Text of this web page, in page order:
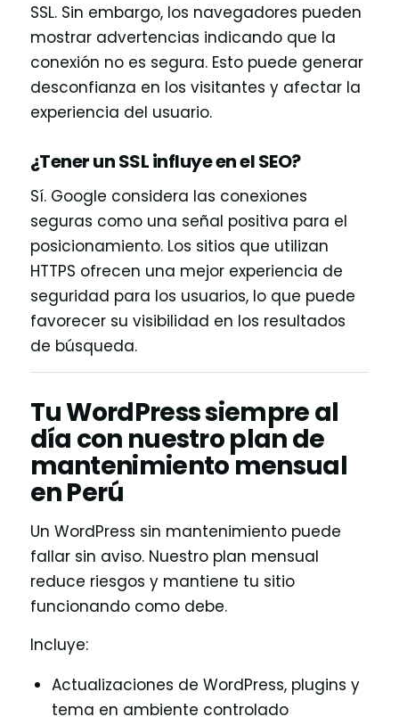
SSL. Sin embargo, los navegadores pueden
mostrar advertencias indicando que la
conexión no es segura. Esto puede generar
desconfianza en los visitantes y afectar la
experiencia del usuario.
¿Tener un SSL influye en el SEO?
Sí. Google considera las conexiones
seguras como una señal positiva para el
posicionamiento. Los sitios que utilizan
HTTPS ofrecen una mejor experiencia de
seguridad para los usuarios, lo que puede
favorecer su visibilidad en los resultados
de búsqueda.
Tu WordPress siempre al
día con nuestro plan de
mantenimiento mensual
en Perú
Un WordPress sin mantenimiento puede
fallar sin aviso. Nuestro plan mensual
reduce riesgos y mantiene tu sitio
funcionando como debe.
Incluye:
Actualizaciones de WordPress, plugins y
tema en ambiente controlado